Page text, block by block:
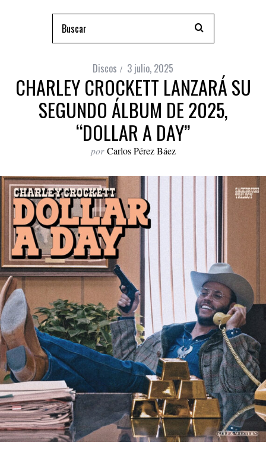
Discos 3 julio, 2025
CHARLEY CROCKETT LANZARÁ SU
SEGUNDO ÁLBUM DE 2025,
“DOLLAR A DAY”
por Carlos Pérez Báez